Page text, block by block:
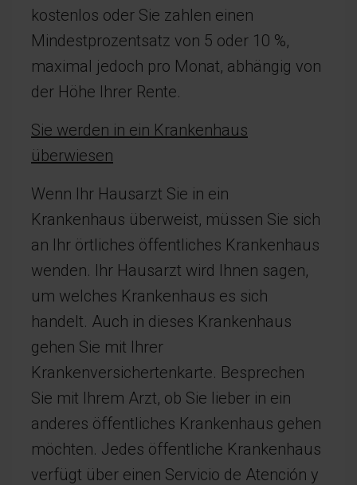
kostenlos oder Sie zahlen einen
Mindestprozentsatz von 5 oder 10 %,
maximal jedoch pro Monat, abhängig von
der Höhe Ihrer Rente.
Sie werden in ein Krankenhaus
überwiesen
Wenn Ihr Hausarzt Sie in ein
Krankenhaus überweist, müssen Sie sich
an Ihr örtliches öffentliches Krankenhaus
wenden. Ihr Hausarzt wird Ihnen sagen,
um welches Krankenhaus es sich
handelt. Auch in dieses Krankenhaus
gehen Sie mit Ihrer
Krankenversichertenkarte. Besprechen
Sie mit Ihrem Arzt, ob Sie lieber in ein
anderes öffentliches Krankenhaus gehen
möchten. Jedes öffentliche Krankenhaus
verfügt über einen Servicio de Atención y